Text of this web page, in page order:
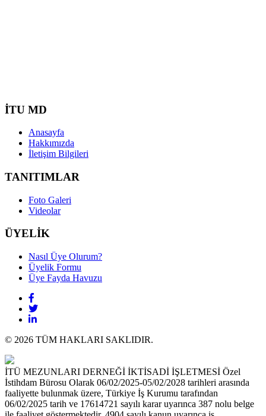
İTU MD
Anasayfa
Hakkımızda
İletişim Bilgileri
TANITIMLAR
Foto Galeri
Videolar
ÜYELİK
Nasıl Üye Olurum?
Üyelik Formu
Üye Fayda Havuzu
© 2026 TÜM HAKLARI SAKLIDIR.
İTÜ MEZUNLARI DERNEĞİ İKTİSADİ İŞLETMESİ Özel
İstihdam Bürosu Olarak 06/02/2025-05/02/2028 tarihleri arasında
faaliyette bulunmak üzere, Türkiye İş Kurumu tarafından
06/02/2025 tarih ve 17614721 sayılı karar uyarınca 387 nolu belge